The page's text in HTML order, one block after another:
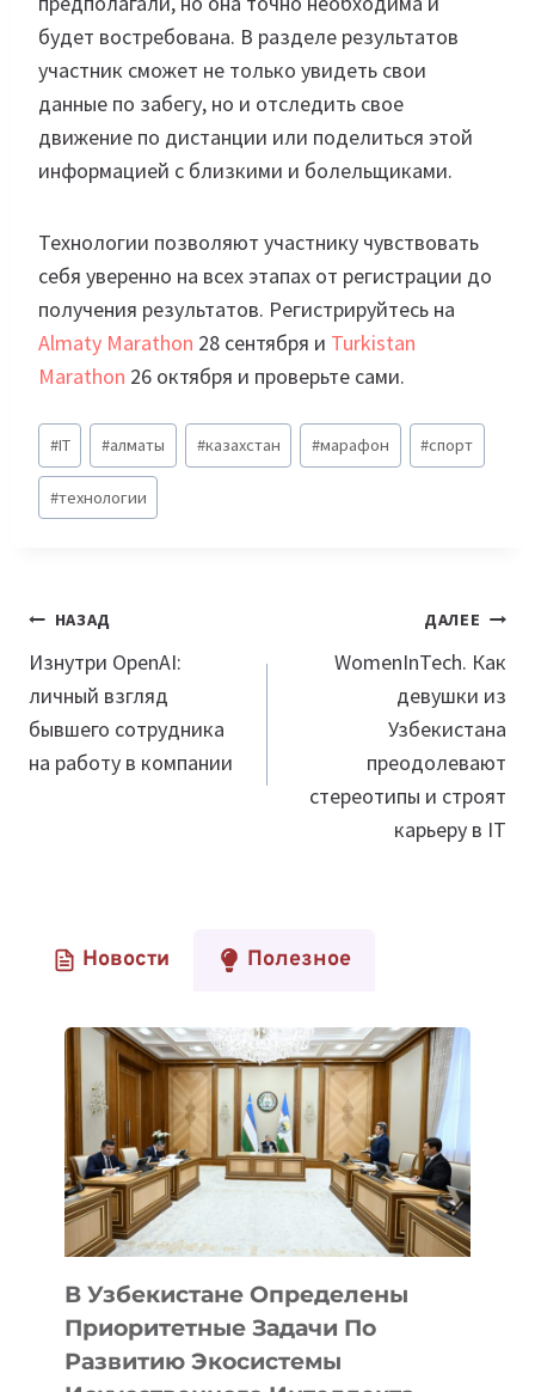
будет востребована. В разделе результатов
участник сможет не только увидеть свои
данные по забегу, но и отследить свое
движение по дистанции или поделиться этой
информацией с близкими и болельщиками.
Технологии позволяют участнику чувствовать
себя уверенно на всех этапах от регистрации до
получения результатов. Регистрируйтесь на
Almaty Marathon 28 сентября и Turkistan
Marathon 26 октября и проверьте сами.
Метки
записи:
#IT #алматы #казахстан #марафон #спорт
#технологии
Навигация
по
записям
НАЗАД
Изнутри OpenAI:
личный взгляд
бывшего сотрудника
на работу в компании
ДАЛЕЕ
WomenInTech. Как
девушки из
Узбекистана
преодолевают
стереотипы и строят
карьеру в IT
Новости Полезное
В Узбекистане Определены
Приоритетные Задачи По
Развитию Экосистемы